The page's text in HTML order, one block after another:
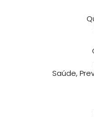
Saúde,